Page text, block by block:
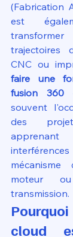
(Fabrication
est
trajectoires
faire une
fusion 360
souvent
des
mécanisme
moteur
transmission.
cloud